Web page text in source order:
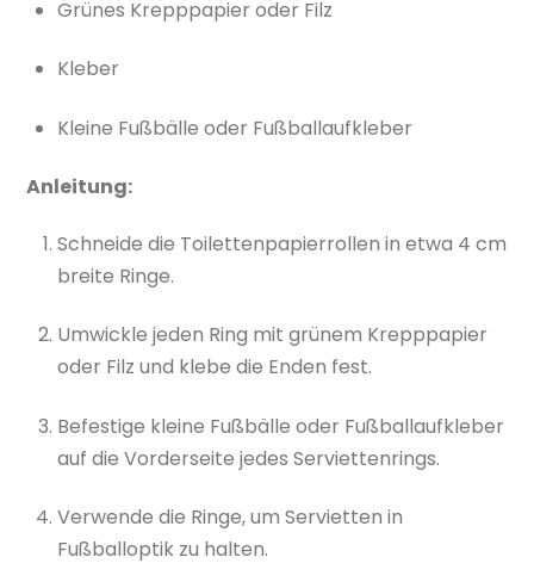
Grünes Krepppapier oder Filz
Kleber
Kleine Fußbälle oder Fußballaufkleber
Anleitung:
Schneide die Toilettenpapierrollen in etwa 4 cm
breite Ringe.
Umwickle jeden Ring mit grünem Krepppapier
oder Filz und klebe die Enden fest.
Befestige kleine Fußbälle oder Fußballaufkleber
auf die Vorderseite jedes Serviettenrings.
Verwende die Ringe, um Servietten in
Fußballoptik zu halten.